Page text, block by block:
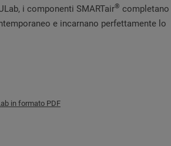
i componenti SMARTair® completano
e incarnano perfettamente lo
in formato PDF